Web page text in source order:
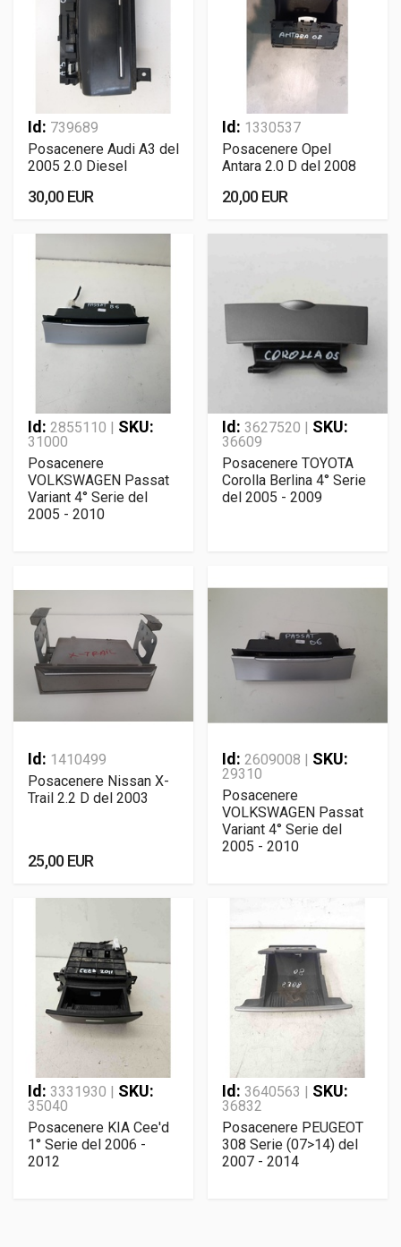
Id: 739689
Posacenere Audi A3 del
2005 2.0 Diesel
30,00 EUR
Id: 1330537
Posacenere Opel
Antara 2.0 D del 2008
20,00 EUR
Id: 2855110 | SKU:
31000
Posacenere
VOLKSWAGEN Passat
Variant 4° Serie del
2005 - 2010
Id: 3627520 | SKU:
36609
Posacenere TOYOTA
Corolla Berlina 4° Serie
del 2005 - 2009
Id: 1410499
Posacenere Nissan X-
Trail 2.2 D del 2003
25,00 EUR
Id: 2609008 | SKU:
29310
Posacenere
VOLKSWAGEN Passat
Variant 4° Serie del
2005 - 2010
Id: 3331930 | SKU:
35040
Posacenere KIA Cee'd
1° Serie del 2006 -
2012
Id: 3640563 | SKU:
36832
Posacenere PEUGEOT
308 Serie (07>14) del
2007 - 2014